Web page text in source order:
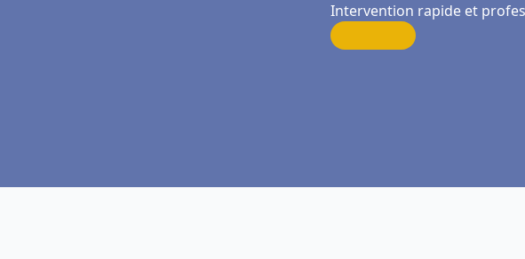
Intervention rapide et